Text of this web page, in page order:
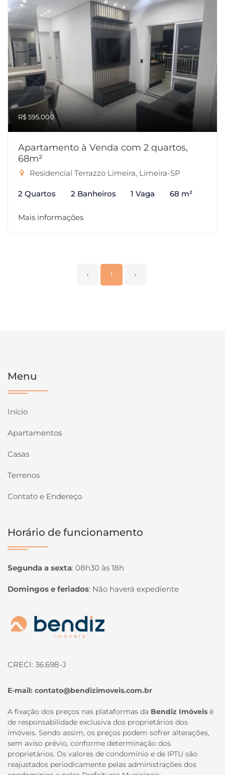
R$ 595.000
Apartamento à Venda com 2 quartos,
68m²
Residencial Terrazzo Limeira, Limeira-SP
2 Quartos 2 Banheiros 1 Vaga 68 m²
Mais informações
‹ 1 ›
Menu
Início
Apartamentos
Casas
Terrenos
Contato e Endereço
Horário de funcionamento
Segunda a sexta: 08h30 às 18h
Domingos e feriados: Não haverá expediente
Página inicial
CRECI: 36.698-J
E-mail: contato@bendizimoveis.com.br
A fixação dos preços nas plataformas da Bendiz Imóveis é
de responsabilidade exclusiva dos proprietários dos
imóveis. Sendo assim, os preços podem sofrer alterações,
sem aviso prévio, conforme determinação dos
proprietários. Os valores de condomínio e de IPTU são
reajustados periodicamente pelas administrações dos